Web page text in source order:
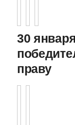
30
праву